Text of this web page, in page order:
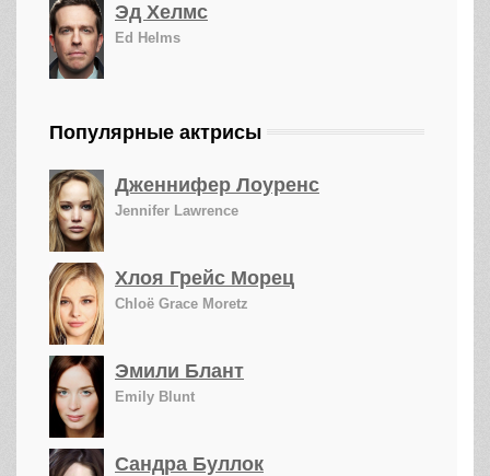
Эд Хелмс
Ed Helms
Популярные актрисы
Дженнифер Лоуренс
Jennifer Lawrence
Хлоя Грейс Морец
Chloë Grace Moretz
Эмили Блант
Emily Blunt
Сандра Буллок